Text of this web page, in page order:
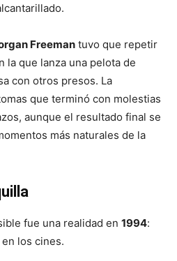
Freeman tuvo que repetir
la que lanza una pelota de
con otros presos. La
que terminó con molestias
aunque el resultado final se
más naturales de la
fue una realidad en 1994:
los cines.